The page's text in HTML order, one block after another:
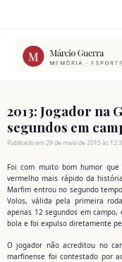
conteúdo
2013: Jogador na
segundos em
Publicado em 29 de maio de 2015 às
Foi com muito bom humor
vermelho mais rápido da
Marfim entrou no segundo
Volos, válida pela primeira
apenas 12 segundos em
bola e foi expulso diretamente
O jogador não acreditou no
marfinense foi contestado por